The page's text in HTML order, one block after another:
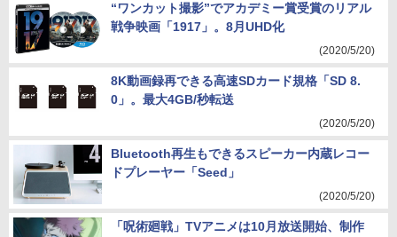
“ワンカット撮影”でアカデミー賞受賞のリアル
戦争映画「1917」。8月UHD化
(2020/5/20)
8K動画録再できる高速SDカード規格「SD 8.
0」。最大4GB/秒転送
(2020/5/20)
Bluetooth再生もできるスピーカー内蔵レコー
ドプレーヤー「Seed」
(2020/5/20)
「呪術廻戦」TVアニメは10月放送開始、制作